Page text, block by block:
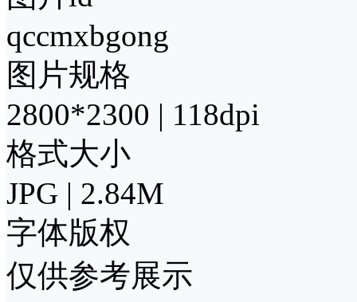
qccmxbgong
图片规格
2800*2300 | 118dpi
格式大小
JPG | 2.84M
字体版权
仅供参考展示